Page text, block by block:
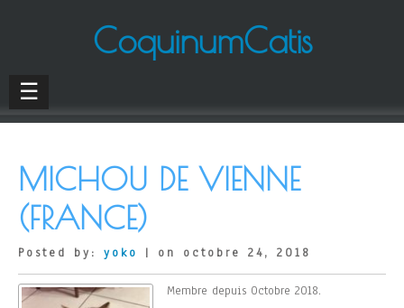
CoquinumCatis
☰
MICHOU DE VIENNE
(FRANCE)
Posted by: yoko | on octobre 24, 2018
Membre depuis Octobre 2018.